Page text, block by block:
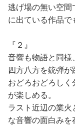
逃げ場の無い空間
に出ている作品で
『２』
音響も物語と同様
四方八方を銃弾が
おどろおどろし
が楽しめる。
ラスト近辺の業火
な音響の面白みを